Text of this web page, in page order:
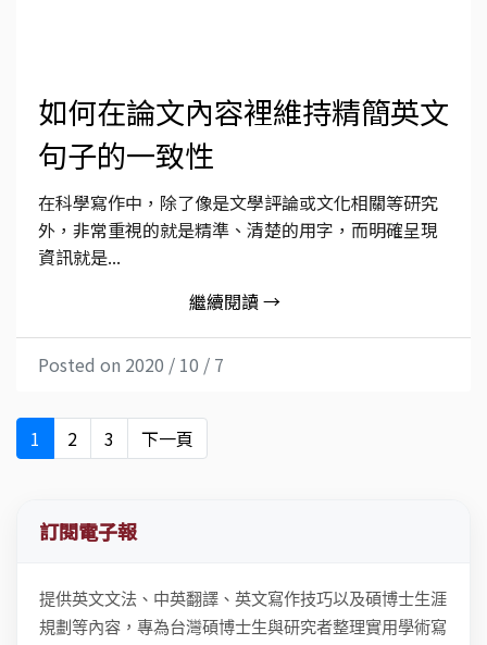
如何在論文內容裡維持精簡英文
句子的一致性
在科學寫作中，除了像是文學評論或文化相關等研究
外，非常重視的就是精準、清楚的用字，而明確呈現
資訊就是...
繼續閱讀 →
Posted on 2020 / 10 / 7
1 2 3 下一頁
訂閱電子報
提供英文文法、中英翻譯、英文寫作技巧以及碩博士生涯
規劃等內容，專為台灣碩博士生與研究者整理實用學術寫